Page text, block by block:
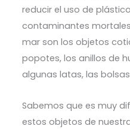
reducir el uso de
contaminantes
mar son los objetos
popotes, los anillos de
algunas latas, las
Sabemos que es muy
estos objetos de